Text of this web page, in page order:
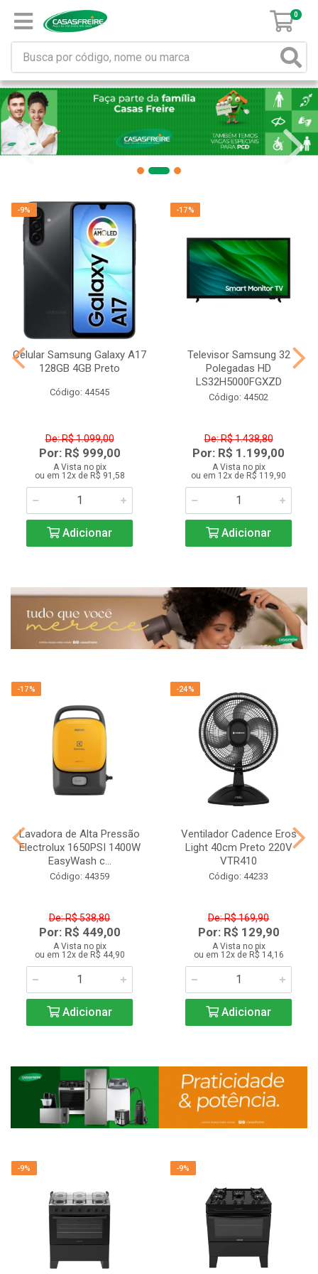
0
-9%
Celular Samsung Galaxy A17
128GB 4GB Preto
Código: 44545
De: R$ 1.099,00
Por: R$ 999,00
A Vista no pix
ou em 12x de R$ 91,58
Adicionar
-17%
Televisor Samsung 32
Polegadas HD
LS32H5000FGXZD
Código: 44502
De: R$ 1.438,80
Por: R$ 1.199,00
A Vista no pix
ou em 12x de R$ 119,90
Adicionar
-17%
Lavadora de Alta Pressão
Electrolux 1650PSI 1400W
EasyWash c...
Código: 44359
De: R$ 538,80
Por: R$ 449,00
A Vista no pix
ou em 12x de R$ 44,90
Adicionar
-24%
Ventilador Cadence Eros
Light 40cm Preto 220V
VTR410
Código: 44233
De: R$ 169,90
Por: R$ 129,90
A Vista no pix
ou em 12x de R$ 14,16
Adicionar
-9% -9%